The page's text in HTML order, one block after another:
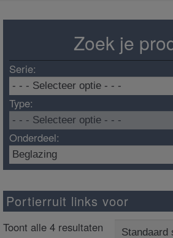
Zoek je
Serie:
Type:
Onderdeel:
Portierruit links voor
Toont alle 4 resultaten